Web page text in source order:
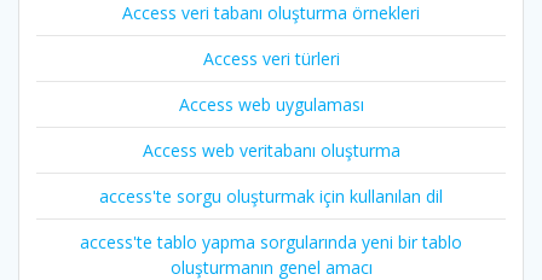
Access veri tabanı oluşturma örnekleri
Access veri türleri
Access web uygulaması
Access web veritabanı oluşturma
access'te sorgu oluşturmak için kullanılan dil
access'te tablo yapma sorgularında yeni bir tablo
oluşturmanın genel amacı